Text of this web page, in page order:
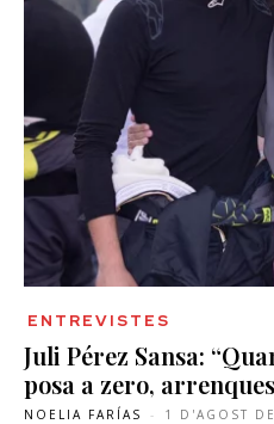
ENTREVISTES
Juli Pérez Sansa:
posa a zero,
NOELIA FARÍAS - 1 D'AGOST